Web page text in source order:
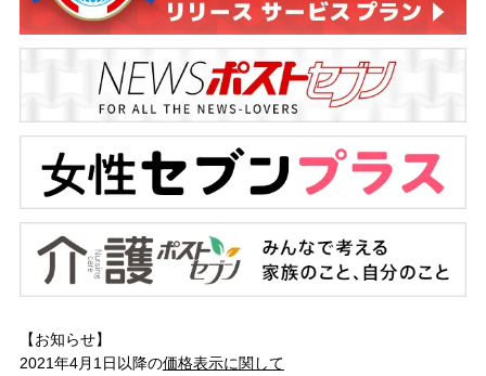
【お知らせ】
2021年4月1日以降の価格表示に関して